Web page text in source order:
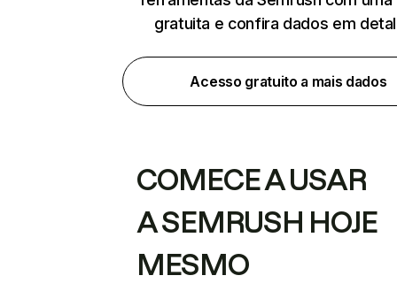
gratuita e confira dados em
Acesso gratuito a mais dados
COMECE A USAR
A SEMRUSH HOJE
MESMO